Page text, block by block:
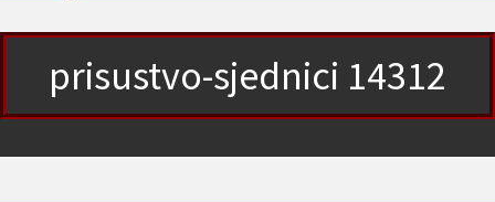
prisustvo-sjednici 14312